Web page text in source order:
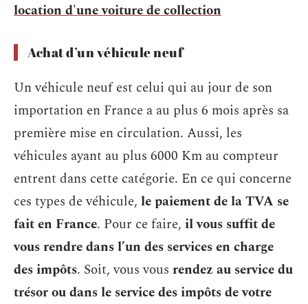
location d'une voiture de collection
Achat d’un véhicule neuf
Un véhicule neuf est celui qui au jour de son
importation en France a au plus 6 mois après sa
première mise en circulation. Aussi, les
véhicules ayant au plus 6000 Km au compteur
entrent dans cette catégorie. En ce qui concerne
ces types de véhicule, le paiement de la TVA se
fait en France. Pour ce faire, il vous suffit de
vous rendre dans l’un des services en charge
des impôts. Soit, vous vous rendez au service du
trésor ou dans le service des impôts de votre